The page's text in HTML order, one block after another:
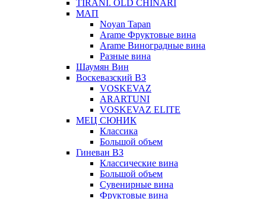
TIRANI. OLD CHINARI
МАП
Noyan Tapan
Arame Фруктовые вина
Arame Виноградные вина
Разные вина
Шаумян Вин
Воскевазский ВЗ
VOSKEVAZ
ARARTUNI
VOSKEVAZ ELITE
МЕЦ СЮНИК
Классика
Большой объем
Гиневан ВЗ
Классические вина
Большой объем
Сувенирные вина
Фруктовые вина